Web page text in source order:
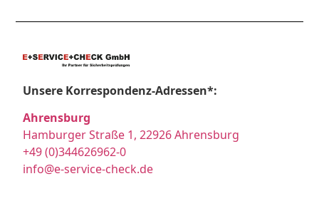
Unsere Korrespondenz-Adressen*:
Ahrensburg
Hamburger Straße 1, 22926 Ahrensburg
+49 (0)344626962-0
info@e-service-check.de